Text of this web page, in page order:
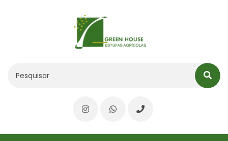
InstagramWhatsAppTelefone